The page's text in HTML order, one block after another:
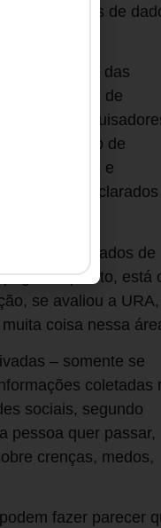
vários pontos de
primários das
a checagem de
aos
conjunto de
primárias e
(como os declarados
integrar os dados de
gasta quanto, está
se avaliou a
coisa nessa
– somente se
coletadas
sociais, segundo
pessoa quer passar,
crenças, medos,
fazer parecer